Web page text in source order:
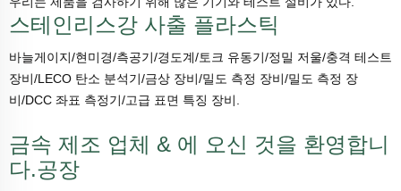
스테인리스강 사출 플라스틱
바늘게이지/현미경/측공기/경도계/토크 유동기/정밀 저울/충격 테스트
장비/LECO 탄소 분석기/금상 장비/밀도 측정 장비/밀도 측정 장
비/DCC 좌표 측정기/고급 표면 특징 장비.
금속 제조 업체 & 에 오신 것을 환영합니
다.공장